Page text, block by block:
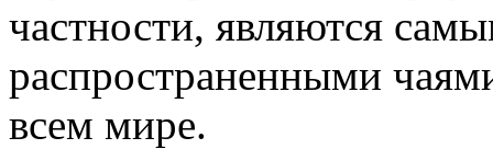
частности, являются
распространенными
всем мире.